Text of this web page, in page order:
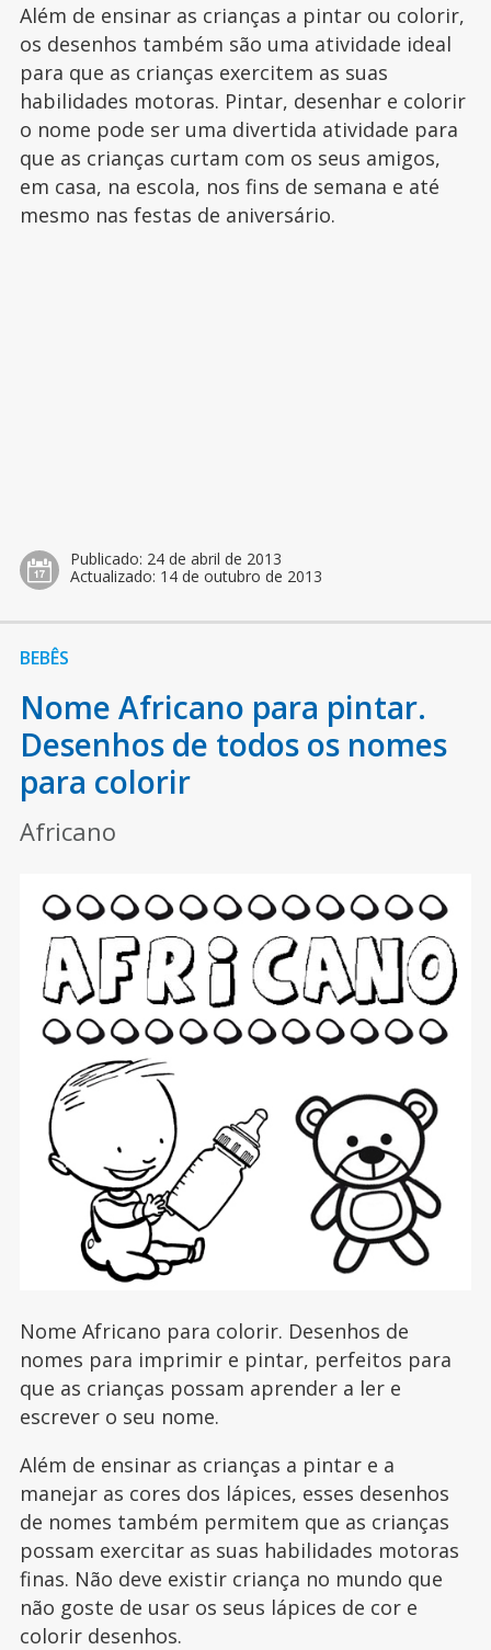
Além de ensinar as crianças a pintar ou colorir,
os desenhos também são uma atividade ideal
para que as crianças exercitem as suas
habilidades motoras. Pintar, desenhar e colorir
o nome pode ser uma divertida atividade para
que as crianças curtam com os seus amigos,
em casa, na escola, nos fins de semana e até
mesmo nas festas de aniversário.
Publicado: 24 de abril de 2013
Actualizado: 14 de outubro de 2013
BEBÊS
Nome Africano para pintar.
Desenhos de todos os nomes
para colorir
Africano
Nome Africano para colorir. Desenhos de
nomes para imprimir e pintar, perfeitos para
que as crianças possam aprender a ler e
escrever o seu nome.
Além de ensinar as crianças a pintar e a
manejar as cores dos lápices, esses desenhos
de nomes também permitem que as crianças
possam exercitar as suas habilidades motoras
finas. Não deve existir criança no mundo que
não goste de usar os seus lápices de cor e
colorir desenhos.